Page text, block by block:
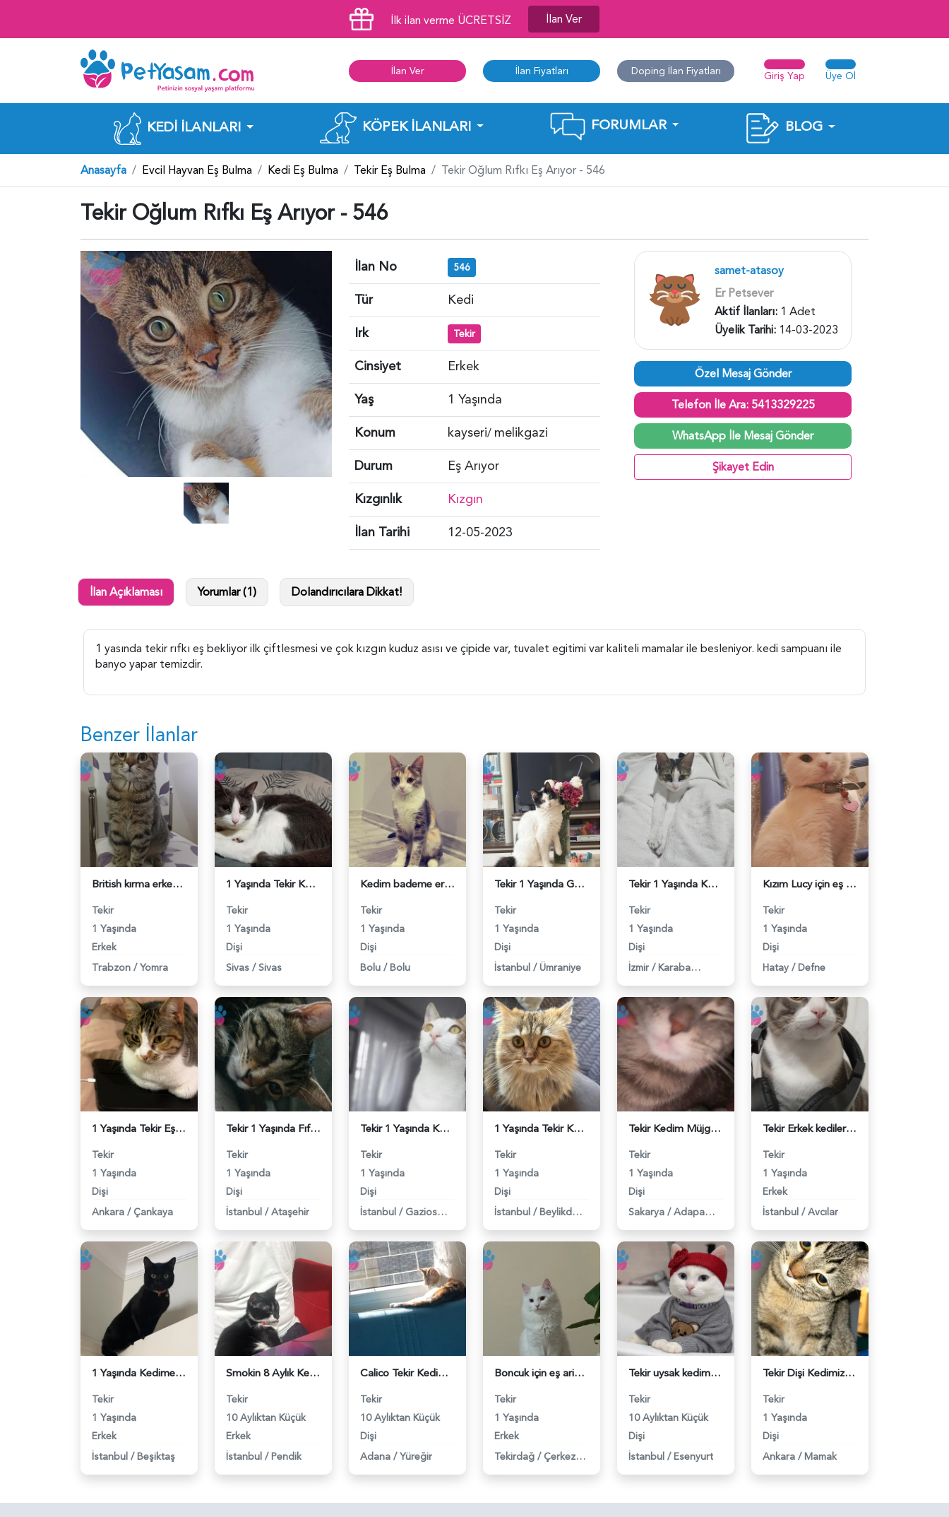
İlk ilan verme ÜCRETSİZ İlan Ver
İlan Ver İlan Fiyatları Doping İlan Fiyatları Giriş Yap Üye Ol
KEDI İLANLARI KÖPEK İLANLARI FORUMLAR BLOG
Anasayfa Evcil Hayvan Eş Bulma Kedi Eş Bulma Tekir Eş Bulma Tekir Oğlum Rıfkı Eş Arıyor - 546
Tekir Oğlum Rıfkı Eş Arıyor - 546
İlan No 546
Tür
Kedi
Irk
Tekir
Cinsiyet
Erkek
Yaş
1 Yaşında
Konum
kayseri/ melikgazi
Durum
Eş Arıyor
Kızgınlık
Kızgın
İlan Tarihi
12-05-2023
samet-atasoy
Er Petsever
Aktif İlanları: 1 Adet
Üyelik Tarihi: 14-03-2023
Özel Mesaj Gönder
Telefon İle Ara: 5413329225
WhatsApp İle Mesaj Gönder
Şikayet Edin
İlan Açıklaması Yorumlar (1) Dolandırıcılara Dikkat!
1 yasında tekir rıfkı eş bekliyor ilk çiftlesmesi ve çok kızgın kuduz asısı ve çipide var, tuvalet egitimi var kaliteli mamalar ile besleniyor. kedi sampuanı ile
banyo yapar temizdir.
Benzer İlanlar
British kırma erkek 1 Yaşında - 118984399
Tekir
1 Yaşında
Erkek
Trabzon / Yomra
1 Yaşında Tekir Kedim Eş Arıyor - 118984368
Tekir
1 Yaşında
Dişi
Sivas / Sivas
Kedim bademe erkek kedi arıyorum - 118984362
Tekir
1 Yaşında
Dişi
Bolu / Bolu
Tekir 1 Yaşında Güzel Gözlü Kızım Eş Arıyor - 118984340
Tekir
1 Yaşında
Dişi
İstanbul / Ümraniye
Tekir 1 Yaşında Kedim Eş Arıyor - 118984103
Tekir
1 Yaşında
Dişi
İzmir / Karabağlar
Kızım Lucy için eş arıyorum - 118984070
Tekir
1 Yaşında
Dişi
Hatay / Defne
1 Yaşında Tekir Eş Arıyor - 118983952
Tekir
1 Yaşında
Dişi
Ankara / Çankaya
Tekir 1 Yaşında Fıftığımız için partner arıyorum - 118983916
Tekir
1 Yaşında
Dişi
İstanbul / Ataşehir
Tekir 1 Yaşında Kedime Eş Arıyorum - 118983862
Tekir
1 Yaşında
Dişi
İstanbul / Gaziosmanpaşa
1 Yaşında Tekir Kedime Eş Arıyorum - 118983847
Tekir
1 Yaşında
Dişi
İstanbul / Beylikdüzü
Tekir Kedim Müjgan Eş Arıyor - 118983795
Tekir
1 Yaşında
Dişi
Sakarya / Adapazarı
Tekir Erkek kedilerime eş arıyorum - 118983760
Tekir
1 Yaşında
Erkek
İstanbul / Avcılar
1 Yaşında Kedime Eş Arıyorum - 118983727
Tekir
1 Yaşında
Erkek
İstanbul / Beşiktaş
Smokin 8 Aylık Kedime Eş Arıyorum - 118983698
Tekir
10 Aylıktan Küçük
Erkek
İstanbul / Pendik
Calico Tekir Kedime Eş Arıyorum - 118983630
Tekir
10 Aylıktan Küçük
Dişi
Adana / Yüreğir
Boncuk için eş ariyoruz - 118983552
Tekir
1 Yaşında
Erkek
Tekirdağ / Çerkezköy
Tekir uysak kedime Eş Arıyorum - 118983554
Tekir
10 Aylıktan Küçük
Dişi
İstanbul / Esenyurt
Tekir Dişi Kedimize Scottish Bir Eş Ariyoruz - 118983453
Tekir
1 Yaşında
Dişi
Ankara / Mamak